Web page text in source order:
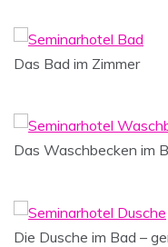
Das Bad im Zimmer
Das Waschbecken im
Die Dusche im Bad –